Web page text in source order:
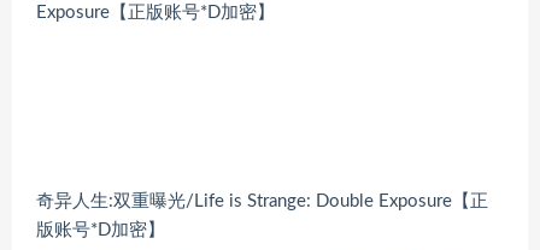
奇异人生:双重曝光/Life is Strange: Double Exposure【正
版账号*D加密】